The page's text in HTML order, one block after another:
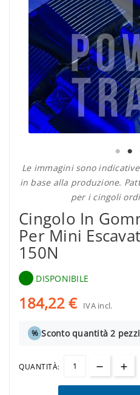
Le immagini sono
in base alla produzione.
per i cingoli
Cingolo In
Per Mini
150N
DISPONIBILE
184,22 € IVA incl.
% Sconto quantità 2
QUANTITÀ: